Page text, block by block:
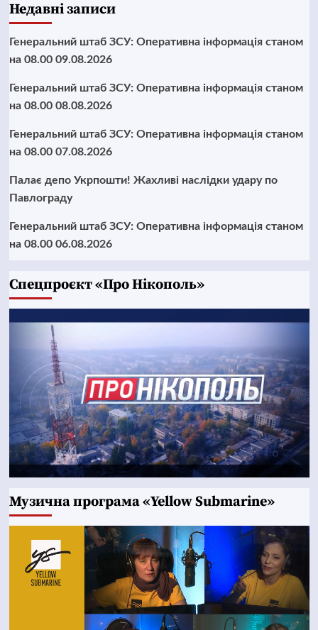
Недавні записи
Генеральний штаб ЗСУ: Оперативна інформація станом
на 08.00 09.08.2026
Генеральний штаб ЗСУ: Оперативна інформація станом
на 08.00 08.08.2026
Генеральний штаб ЗСУ: Оперативна інформація станом
на 08.00 07.08.2026
Палає депо Укрпошти! Жахливі наслідки удару по
Павлограду
Генеральний штаб ЗСУ: Оперативна інформація станом
на 08.00 06.08.2026
Cпецпроєкт «Про Нікополь»
Музична програма «Yellow Submarine»